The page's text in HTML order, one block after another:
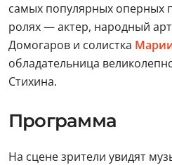
самых популярных оперных
ролях — актер, народный
Домогаров и солистка
обладательница
Стихина.
Программа
На сцене зрители увидят